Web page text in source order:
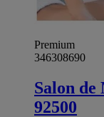
Premium
346308690
Salon de
92500